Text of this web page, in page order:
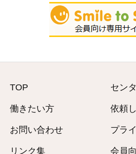
TOP セン
働きたい方 依頼
お問い合わせ プラ
リンク集 会員